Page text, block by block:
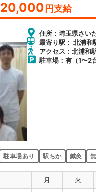
20,000 円支給
住所：埼玉県さい
最寄り駅： 北浦和
アクセス：北浦和
駐車場：有（1〜2台
駐車場あり 駅ちか 鍼灸
月 火